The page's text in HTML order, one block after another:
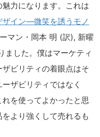
力になります。これは
ザイン—微笑を誘うモノ
マン・岡本 明 (訳), 新曜
ました。僕はマーケティ
ビリティの着眼点はそ
ザビリティではなく
を使ってよかったと思
より強くして売れるも